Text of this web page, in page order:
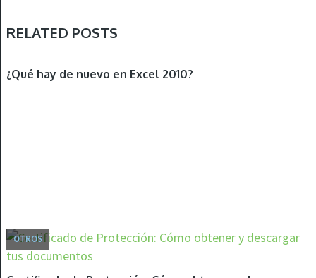
RELATED POSTS
OTROS
¿Qué hay de nuevo en Excel 2010?
OTROS